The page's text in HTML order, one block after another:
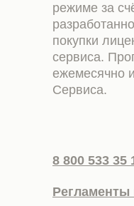
8 800 533 35
Регламенты
режиме за
покупки
сервиса.
ежемесячно
Сервиса.